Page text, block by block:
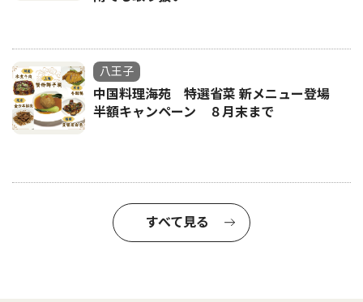
八王子
中国料理海苑 特選省菜 新メニュー登場
半額キャンペーン ８月末まで
すべて見る